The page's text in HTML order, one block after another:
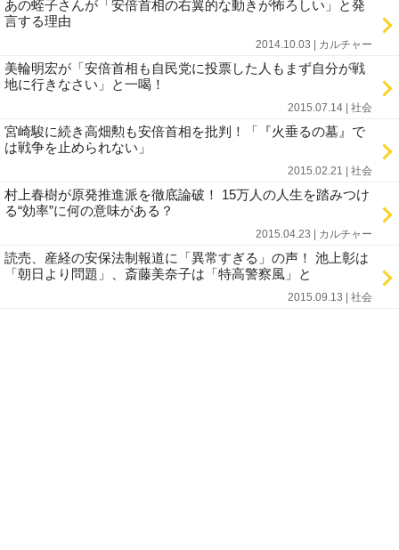
あの蛭子さんが「安倍首相の右翼的な動きが怖ろしい」と発
言する理由
2014.10.03 | カルチャー
美輪明宏が「安倍首相も自民党に投票した人もまず自分が戦
地に行きなさい」と一喝！
2015.07.14 | 社会
宮崎駿に続き高畑勲も安倍首相を批判！「『火垂るの墓』で
は戦争を止められない」
2015.02.21 | 社会
村上春樹が原発推進派を徹底論破！ 15万人の人生を踏みつけ
る“効率”に何の意味がある？
2015.04.23 | カルチャー
読売、産経の安保法制報道に「異常すぎる」の声！ 池上彰は
「朝日より問題」、斎藤美奈子は「特高警察風」と
2015.09.13 | 社会